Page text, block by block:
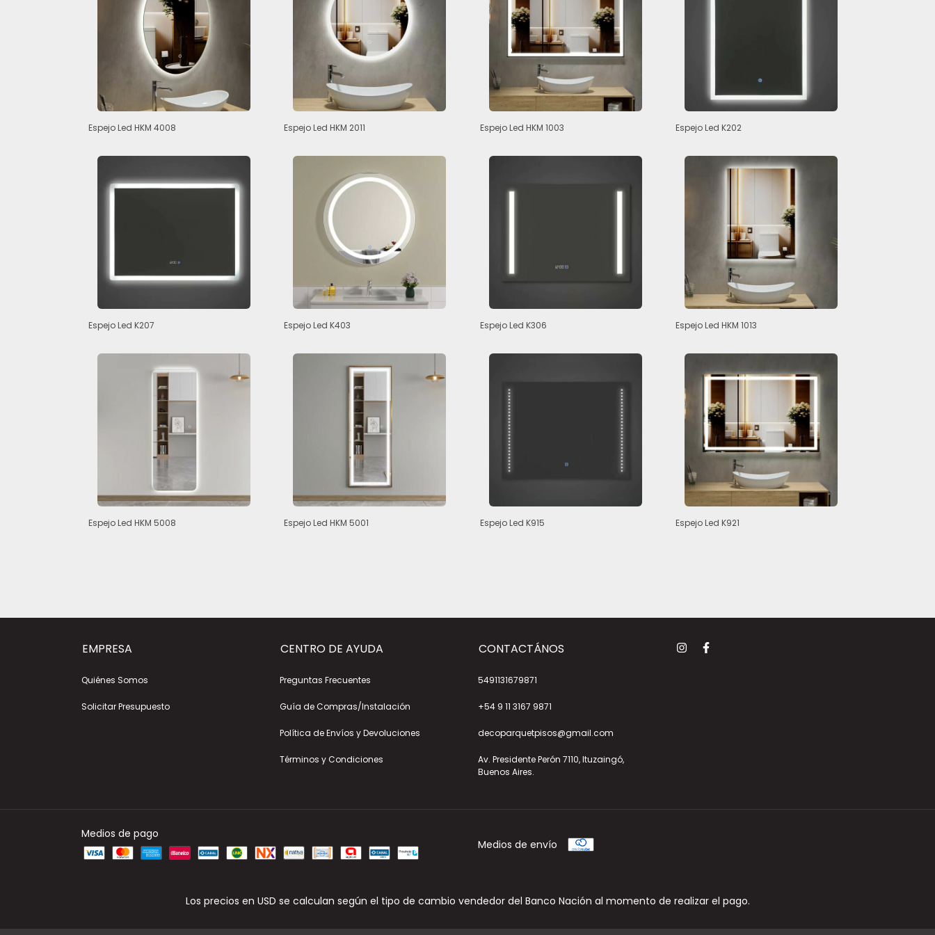
Espejo Led HKM 4008 Espejo Led HKM 2011 Espejo Led HKM 1003 Espejo Led K202
Espejo Led K207 Espejo Led K403 Espejo Led K306 Espejo Led HKM 1013
Espejo Led HKM 5008 Espejo Led HKM 5001 Espejo Led K915 Espejo Led K921
EMPRESA
Quiénes Somos
Solicitar Presupuesto
CENTRO DE AYUDA
Preguntas Frecuentes
Guía de Compras/Instalación
Política de Envíos y Devoluciones
Términos y Condiciones
CONTACTÁNOS
5491131679871
+54 9 11 3167 9871
decoparquetpisos@gmail.com
Av. Presidente Perón 7110, Ituzaingó,
Buenos Aires.
Medios de pago
Medios de envío
Los precios en USD se calculan según el tipo de cambio vendedor del Banco Nación al momento de realizar el pago.